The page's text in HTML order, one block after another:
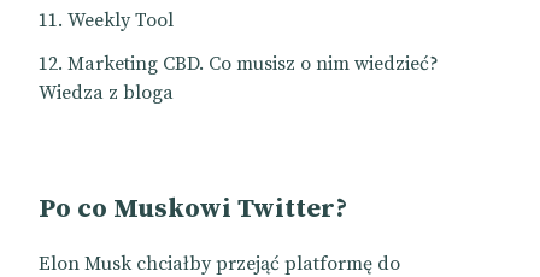
Weekly Tool
Marketing CBD. Co musisz o nim wiedzieć?
Wiedza z bloga
Po co Muskowi Twitter?
Elon Musk chciałby przejąć platformę do